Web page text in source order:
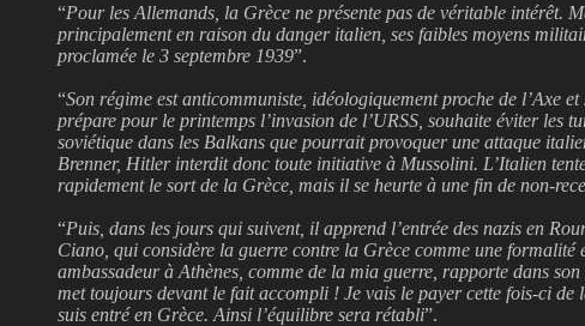
“Pour les Allemands, la Grèce ne présente pas de véritable intérêt.
principalement en raison du danger italien, ses faibles moyens
proclamée le 3 septembre 1939”.
“Son régime est anticommuniste, idéologiquement proche de l’Axe
prépare pour le printemps l’invasion de l’URSS, souhaite éviter les
soviétique dans les Balkans que pourrait provoquer une attaque
Brenner, Hitler interdit donc toute initiative à Mussolini. L’Italien
rapidement le sort de la Grèce, mais il se heurte à une fin de non-
“Puis, dans les jours qui suivent, il apprend l’entrée des nazis en
Ciano, qui considère la guerre contre la Grèce comme une
ambassadeur à Athènes, comme de la mia guerre, rapporte dans
met toujours devant le fait accompli ! Je vais le payer cette fois-ci
suis entré en Grèce. Ainsi l’équilibre sera rétabli”.